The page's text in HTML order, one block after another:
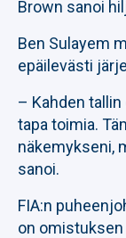
Brown sanoi
Ben Sulayem
epäilevästi
– Kahden
tapa toimia.
näkemykseni,
sanoi.
FIA:n
on